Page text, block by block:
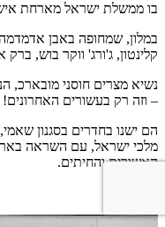
בו ממשלת ישראל מארחת אישים
במלון, שמחופה באבן
קלינטון, ג'ורג' ווקר בוש,
נשיא מצרים חוסני מובארכ,
– וזה רק בעשורים האחרונים!
הם ישנו בחדרים בסגנון
מלכי ישראל, עם השראה
האשורים והחיתים.